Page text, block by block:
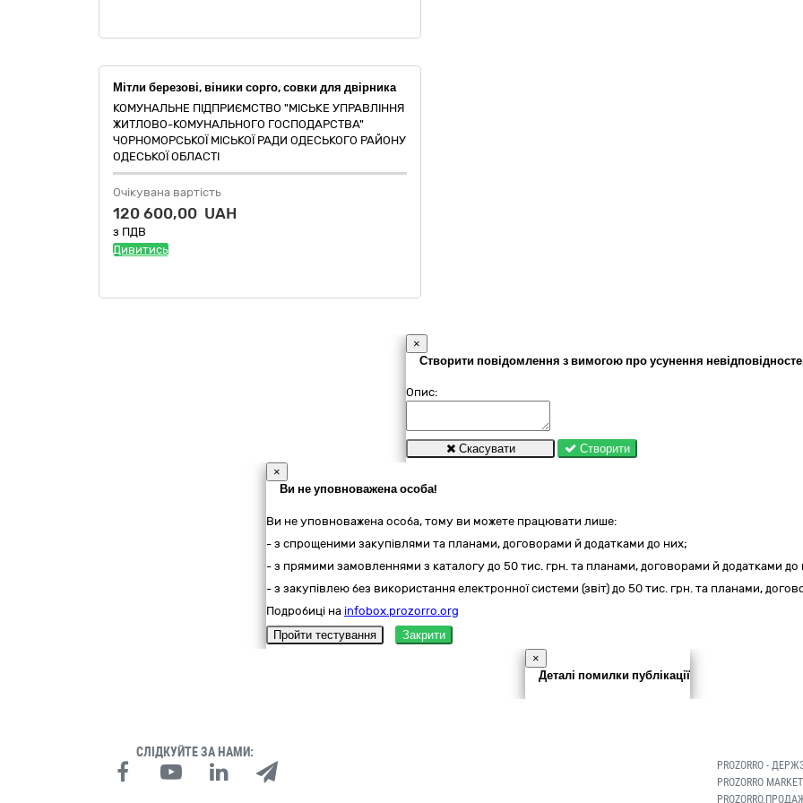
Мітли березові, віники сорго, совки для двірника
КОМУНАЛЬНЕ ПІДПРИЄМСТВО "МІСЬКЕ УПРАВЛІННЯ
ЖИТЛОВО-КОМУНАЛЬНОГО ГОСПОДАРСТВА"
ЧОРНОМОРСЬКОЇ МІСЬКОЇ РАДИ ОДЕСЬКОГО РАЙОНУ
ОДЕСЬКОЇ ОБЛАСТІ
Очікувана вартість
120 600,00 UAH
з ПДВ
Дивитись
×
Створити повідомлення з вимогою про усунення
Опис:
Скасувати
Створити
×
Ви не уповноважена особа!
Ви не уповноважена особа, тому ви можете працювати лише:
- з спрощеними закупівлями та планами, договорами й додатками до них;
- з прямими замовленнями з каталогу до 50 тис. грн. та планами, договорами й додатками до
- з закупівлею без використання електронної системи (звіт) до 50 тис. грн. та планами,
Подробиці на infobox.prozorro.org
Пройти тестування
Закрити
×
Деталі помилки публікації
СЛІДКУЙТЕ ЗА НАМИ:
PROZORRO -
PROZORRO MARKET